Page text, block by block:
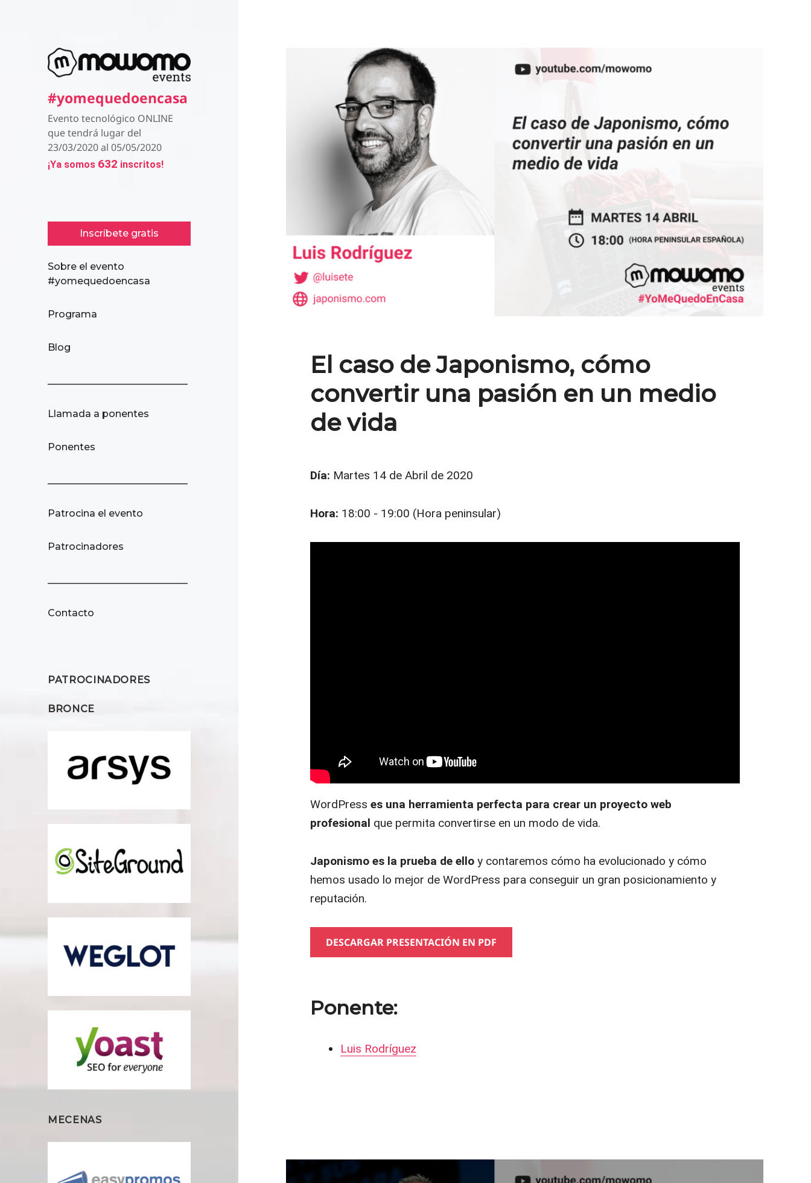
#yomequedoencasa
Evento tecnológico ONLINE
que tendrá lugar del
23/03/2020 al 05/05/2020
¡Ya somos 632 inscritos!
Inscríbete gratis
Sobre el evento
#yomequedoencasa
Programa
Blog
Llamada a ponentes
Ponentes
Patrocina el evento
Patrocinadores
Contacto
PATROCINADORES
BRONCE
MECENAS
El caso de Japonismo, cómo
convertir una pasión en un medio
de vida
Día: Martes 14 de Abril de 2020
Hora: 18:00 - 19:00 (Hora peninsular)
WordPress es una herramienta perfecta para crear un proyecto web
profesional que permita convertirse en un modo de vida.
Japonismo es la prueba de elloy contaremos cómo ha evolucionado y cómo
hemos usado lo mejor de WordPress para conseguir un gran posicionamiento y
reputación.
DESCARGAR PRESENTACIÓN EN PDF
Ponente:
Luis Rodríguez
Navegación